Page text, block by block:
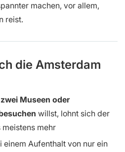
machen, vor allem,
reist.
die Amsterdam
Museen oder
willst, lohnt sich der
mehr
einem Aufenthalt von nur ein